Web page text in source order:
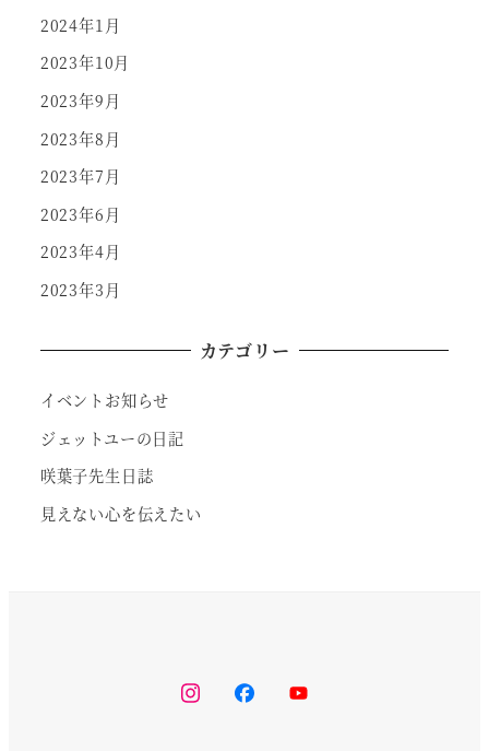
2024年1月
2023年10月
2023年9月
2023年8月
2023年7月
2023年6月
2023年4月
2023年3月
カテゴリー
イベントお知らせ
ジェットユーの日記
咲葉子先生日誌
見えない心を伝えたい
instagram
facebook
youtube